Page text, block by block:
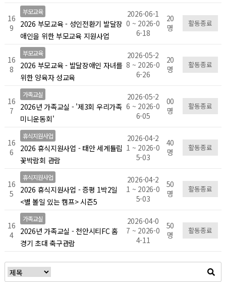
16
9
부모교육
2026 부모교육 - 성인전환기 발달장
애인을 위한 부모교육 지원사업
2026-06-1
0 ~ 2026-0
6-18
20
명
활동종료
16
8
부모교육
2026 부모교육 - 발달장애인 자녀를
위한 양육자 성교육
2026-05-2
8 ~ 2026-0
6-26
20
명
활동종료
16
7
가족교실
2026년 가족교실 - '제3회 우리가족
미니운동회'
2026-05-2
6 ~ 2026-0
6-05
00
명
활동종료
16
6
휴식지원사업
2026 휴식지원사업 - 태안 세계튤립
꽃박람회 관람
2026-04-2
1 ~ 2026-0
5-03
40
명
활동종료
16
5
휴식지원사업
2026 휴식지원사업 - 증평 1박2일
<별 볼일 있는 캠프> 시즌5
2026-04-2
1 ~ 2026-0
5-03
50
명
활동종료
16
4
가족교실
2026년 가족교실 - 천안시티FC 홈
경기 초대 축구관람
2026-04-0
7 ~ 2026-0
4-11
50
명
활동종료